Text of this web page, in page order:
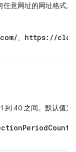
任意网址的网址格式。
、 https://
到 40 之间。默认值为